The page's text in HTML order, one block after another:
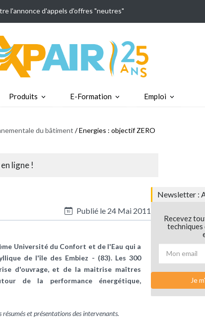
l'annonce d'appels d'offres "neutres"
Produits E-Formation Emploi
du bâtiment / Energies : objectif ZERO
ligne !
Publié le 24 Mai 2011
Université du Confort et de l'Eau qui a
de l'île des Embiez - (83). Les 300
d'ouvrage, et de la maitrise maîtres
de la performance énergétique,
et présentations des intervenants.
Newsletter :
Recevez
Je